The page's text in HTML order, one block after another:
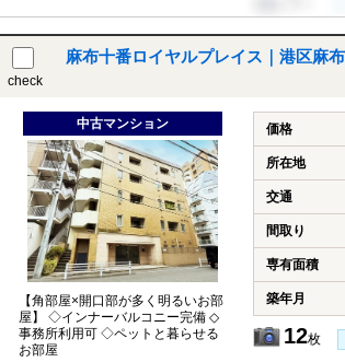
check
麻布十番ロイヤルプレイス｜港区麻
中古マンション
【角部屋×開口部が多く明るいお部
屋】 ◇インナーバルコニー完備 ◇
事務所利用可 ◇ペットと暮らせる
お部屋
価格
所在地
交通
間取り
専有面積
築年月
12枚